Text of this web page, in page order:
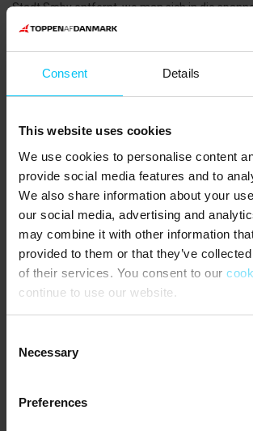
Consent Details
This website uses cookies
We use cookies to personalise content
provide social media features and to
We also share information about your
our social media, advertising and
may combine it with other information
provided to them or that they’ve
of their services. You consent to our
continue to use our website.
Selection
Necessary
Preferences
Stadt Sæby entfernt, wo man sich in die
der alten Häuser vertiefen und das lebendige
Yachthafen genießen kann. In Sæby gibt es
Supermärkte und eine gute Auswahl an
Frederikshavn und Skagen, die das Leben an
heute zeigen.
In Frederikshavn ist der Pulverturm einen
Aussichtspunkt im Bangsbo-Gebiet bietet bei
herrlichen Blick über die Stadt. In Skagen muss
erleben, wo die beiden Meere
Westküste können das Nordsee-Ozeanarium
Fårup Sommerland der ganzen Familie ein
Urlaubserlebnis bieten.
5,0 • 1 Bewertungen
5,0